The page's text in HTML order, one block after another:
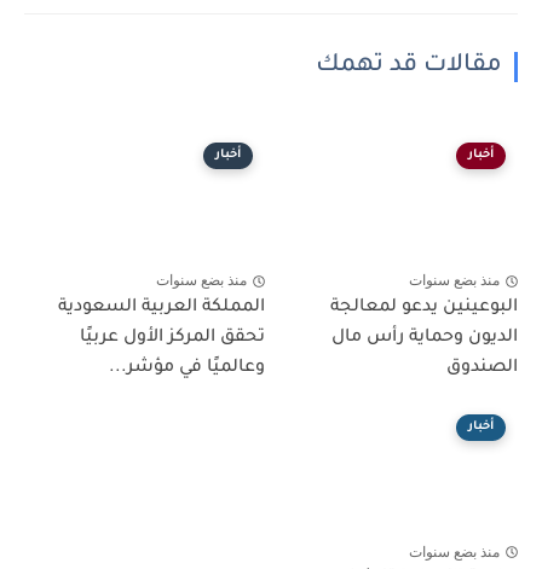
مقالات قد تهمك
أخبار
منذ بضع سنوات
البوعينين يدعو لمعالجة
الديون وحماية رأس مال
الصندوق
أخبار
منذ بضع سنوات
المملكة العربية السعودية
تحقق المركز الأول عربيًا
وعالميًا في مؤشر...
أخبار
منذ بضع سنوات